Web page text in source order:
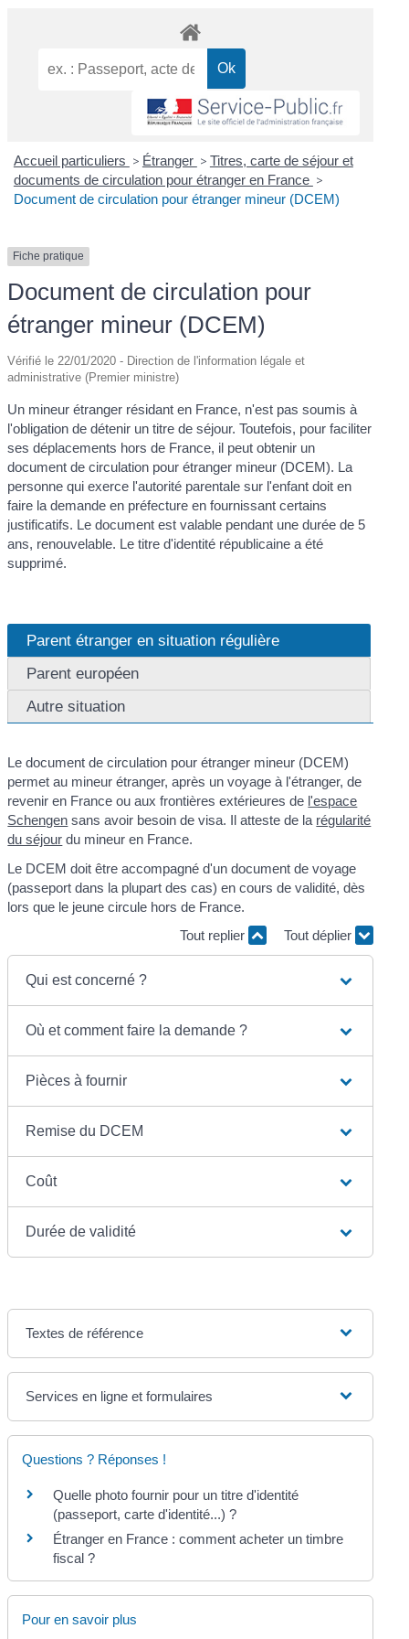
Accueil particuliers > Étranger > Titres, carte de séjour et
documents de circulation pour étranger en France >
Document de circulation pour étranger mineur (DCEM)
Fiche pratique
Document de circulation pour
étranger mineur (DCEM)
Vérifié le 22/01/2020 - Direction de l'information légale et
administrative (Premier ministre)
Un mineur étranger résidant en France, n'est pas soumis à
l'obligation de détenir un titre de séjour. Toutefois, pour faciliter
ses déplacements hors de France, il peut obtenir un
document de circulation pour étranger mineur (DCEM). La
personne qui exerce l'autorité parentale sur l'enfant doit en
faire la demande en préfecture en fournissant certains
justificatifs. Le document est valable pendant une durée de 5
ans, renouvelable. Le titre d'identité républicaine a été
supprimé.
Parent étranger en situation régulière
Parent européen
Autre situation
Le document de circulation pour étranger mineur (DCEM)
permet au mineur étranger, après un voyage à l'étranger, de
revenir en France ou aux frontières extérieures de l'espace
Schengen sans avoir besoin de visa. Il atteste de la régularité
du séjour du mineur en France.
Le DCEM doit être accompagné d'un document de voyage
(passeport dans la plupart des cas) en cours de validité, dès
lors que le jeune circule hors de France.
Tout replier
Tout déplier
Qui est concerné ?
Où et comment faire la demande ?
Pièces à fournir
Remise du DCEM
Coût
Durée de validité
Textes de référence
Services en ligne et formulaires
Questions ? Réponses !
Quelle photo fournir pour un titre d'identité
(passeport, carte d'identité...) ?
Étranger en France : comment acheter un timbre
fiscal ?
Pour en savoir plus